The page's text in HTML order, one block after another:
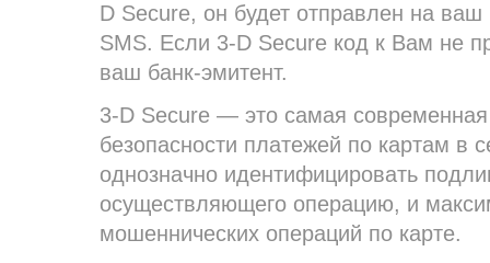
D Secure, он будет отправлен на
SMS. Если 3-D Secure код к Вам не
ваш банк-эмитент.
3-D Secure — это самая современная
безопасности платежей по картам в
однозначно идентифицировать
осуществляющего операцию, и
мошеннических операций по карте.